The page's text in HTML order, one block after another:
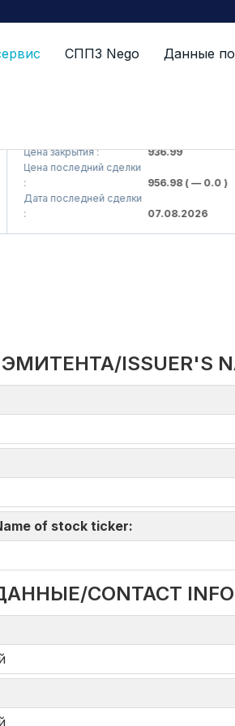
СППЗ Nego Данные
закрытия :
936.99
Цена последний сделки
956.98( — 0.0 )
Дата последней сделки
07.08.2026
ISSUER'S
of stock ticker:
CONTACT